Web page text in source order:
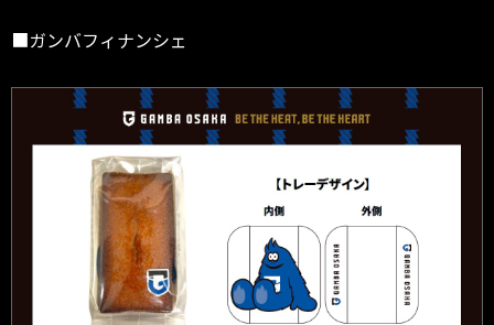
■ガンバフィナンシェ